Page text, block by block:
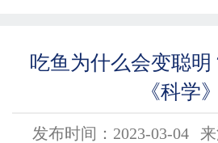
吃鱼为什么会变聪明
《科学》
发布时间：2023-03-04